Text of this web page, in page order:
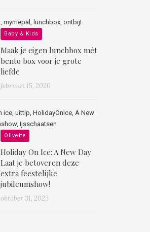
Baby & Kids
Maak je eigen lunchbox mét
bento box voor je grote
liefde
februari 15, 2020
Olivette
Holiday On Ice: A New Day
Laat je betoveren deze
extra feestelijke
jubileumshow!
oktober 31, 2023